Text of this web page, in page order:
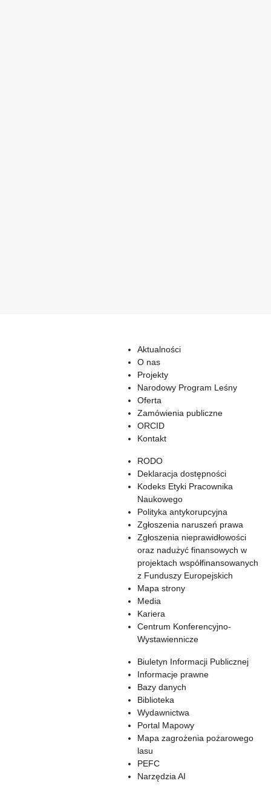
Aktualności
O nas
Projekty
Narodowy Program Leśny
Oferta
Zamówienia publiczne
ORCID
Kontakt
RODO
Deklaracja dostępności
Kodeks Etyki Pracownika
Naukowego
Polityka antykorupcyjna
Zgłoszenia naruszeń prawa
Zgłoszenia nieprawidłowości
oraz nadużyć finansowych w
projektach współfinansowanych
z Funduszy Europejskich
Mapa strony
Media
Kariera
Centrum Konferencyjno-
Wystawiennicze
Biuletyn Informacji Publicznej
Informacje prawne
Bazy danych
Biblioteka
Wydawnictwa
Portal Mapowy
Mapa zagrożenia pożarowego
lasu
PEFC
Narzędzia AI